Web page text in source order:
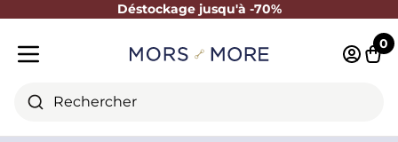
Déstockage jusqu'à -70%
Fermer
Rechercher
0